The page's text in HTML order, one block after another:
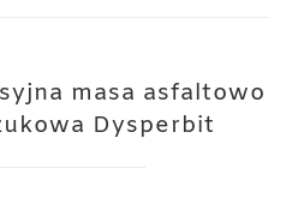
masa asfaltowo
Dysperbit